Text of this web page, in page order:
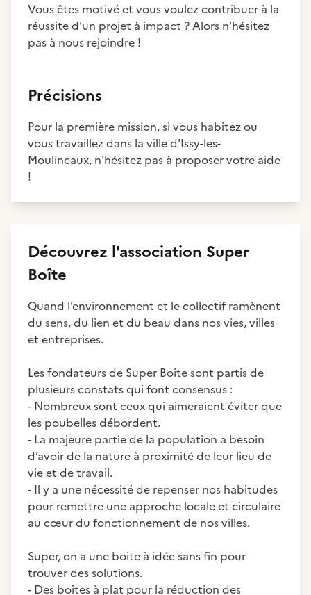
Vous êtes motivé et vous voulez contribuer à la
réussite d’un projet à impact ? Alors n’hésitez
pas à nous rejoindre !
Précisions
Pour la première mission, si vous habitez ou
vous travaillez dans la ville d'Issy-les-
Moulineaux, n'hésitez pas à proposer votre aide
!
Découvrez l'association Super
Boîte
Quand l’environnement et le collectif ramènent
du sens, du lien et du beau dans nos vies, villes
et entreprises.
Les fondateurs de Super Boite sont partis de
plusieurs constats qui font consensus :
- Nombreux sont ceux qui aimeraient éviter que
les poubelles débordent.
- La majeure partie de la population a besoin
d’avoir de la nature à proximité de leur lieu de
vie et de travail.
- Il y a une nécessité de repenser nos habitudes
pour remettre une approche locale et circulaire
au cœur du fonctionnement de nos villes.
Super, on a une boite à idée sans fin pour
trouver des solutions.
- Des boîtes à plat pour la réduction des